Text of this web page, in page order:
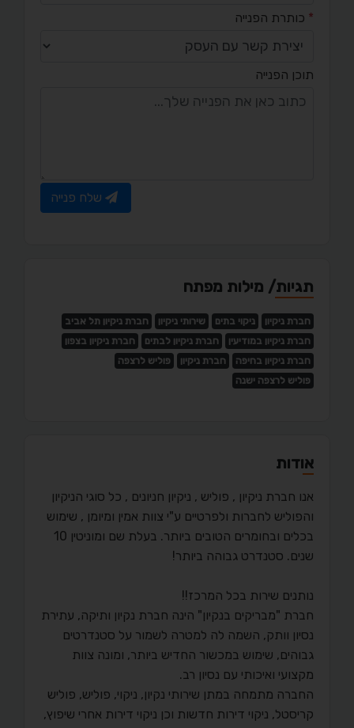
* כותרת הפנייה
תוכן הפנייה
שלח פנייה
תגיות/ מילות מפתח
חברת ניקיון ניקוי בתים שירותי ניקיון
חברת ניקיון תל אביב
חברת ניקיון במודיעין
חברת ניקיון לבתים
חברת ניקיון בצפון
חברת ניקיון בחיפה
חברת ניקיון
פוליש לרצפה
פוליש לרצפה ישנה
אודות
אנו חברת ניקיון , פוליש , ניקיון חניונים , כל סוגי הניקיון
והפוליש לחברות ולפרטיים ע"י צוות אמין ומיומן , שימוש
בכלים ובחומרים הטובים ביותר. בעלת שם ומוניטין 10
שנים. סטנדרט גבוהה ביותר!
נותנים שירות בכל המרכז!!
חברת "מבריקים בנקיון" הינה חברת נקיון ותיקה, עתירת
נסיון וותק, השמה לה למטרה לשמור על סטנדרטים
גבוהים, שימוש במכשור החדיש ביותר, ומונה צוות
מקצועי ואיכותי עם נסיון רב.
החברה מתמחה במתן שירותי נקיון, ניקוי, פוליש, פוליש
קריסטל, ניקוי דירות חדשות וכן ניקוי דירות אחרי שיפוץ,